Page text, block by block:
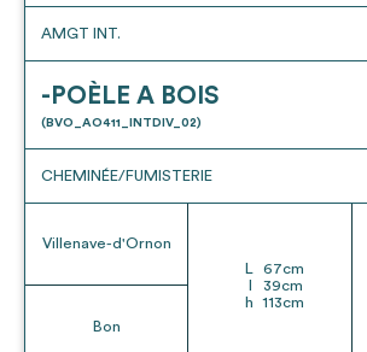
AMGT INT.
-POÈLE A BOIS
(BVO_AO411_INTDIV_02)
CHEMINÉE/FUMISTERIE
Villenave-d'Ornon
Bon
L 67cm
39cm
h
113cm